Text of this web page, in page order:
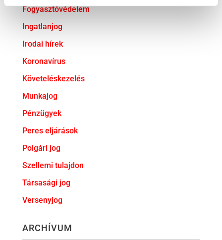
Fogyasztóvédelem
Ingatlanjog
Irodai hírek
Koronavírus
Követeléskezelés
Munkajog
Pénzügyek
Peres eljárások
Polgári jog
Szellemi tulajdon
Társasági jog
Versenyjog
ARCHÍVUM